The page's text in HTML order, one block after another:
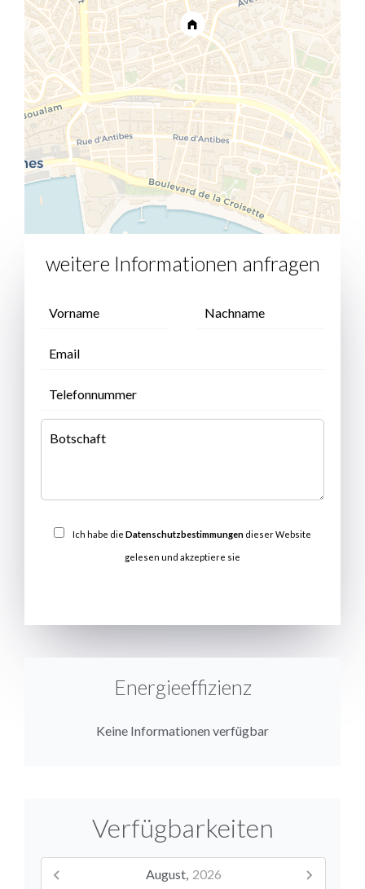
weitere Informationen anfragen
Ich habe die Datenschutzbestimmungen dieser Website
gelesen und akzeptiere sie
Energieeffizienz
Keine Informationen verfügbar
Verfügbarkeiten
August, 2026